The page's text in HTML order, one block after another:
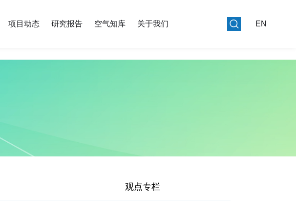
项目动态 研究报告 空气知库 关于我们 EN
观点专栏